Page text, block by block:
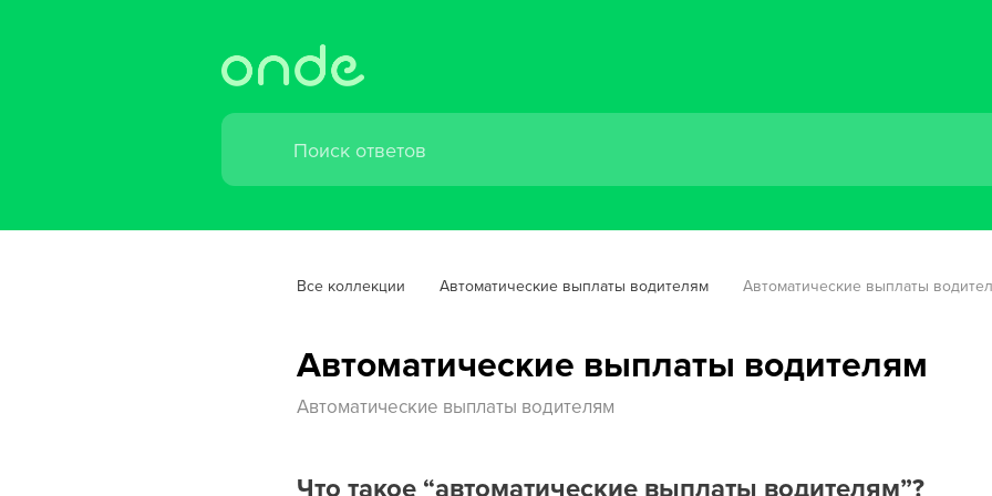
Все коллекции Автоматические выплаты водителям Автоматические выплаты
Автоматические выплаты водителям
Автоматические выплаты водителям